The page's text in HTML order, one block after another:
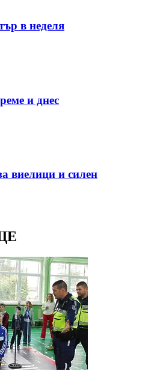
в неделя
и днес
виелици и силен